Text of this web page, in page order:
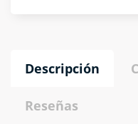
Descripción
Reseñas